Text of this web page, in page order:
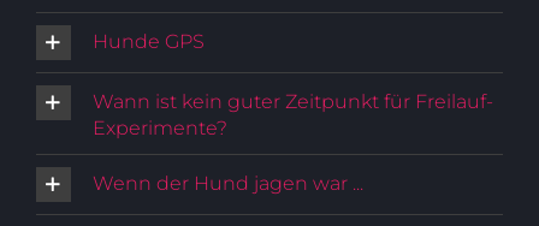
Hunde GPS
Wann ist kein guter Zeitpunkt für Freilauf-
Experimente?
Wenn der Hund jagen war ...